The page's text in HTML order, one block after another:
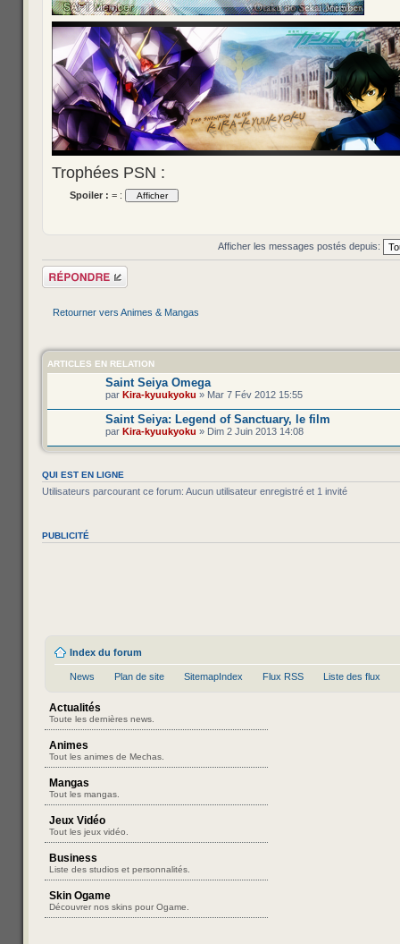
Trophées PSN :
Spoiler : = :
Afficher les messages postés depuis:
Répondre
Retourner vers Animes & Mangas
ARTICLES EN RELATION
Saint Seiya Omega
par Kira-kyuukyoku » Mar 7 Fév 2012 15:55
Saint Seiya: Legend of Sanctuary, le film
par Kira-kyuukyoku » Dim 2 Juin 2013 14:08
QUI EST EN LIGNE
Utilisateurs parcourant ce forum: Aucun utilisateur enregistré et 1 invité
PUBLICITÉ
Index du forum
News Plan de site SitemapIndex Flux RSS Liste des flux
Actualités
Toute les dernières news.
Animes
Tout les animes de Mechas.
Mangas
Tout les mangas.
Jeux Vidéo
Tout les jeux vidéo.
Business
Liste des studios et personnalités.
Skin Ogame
Découvrer nos skins pour Ogame.